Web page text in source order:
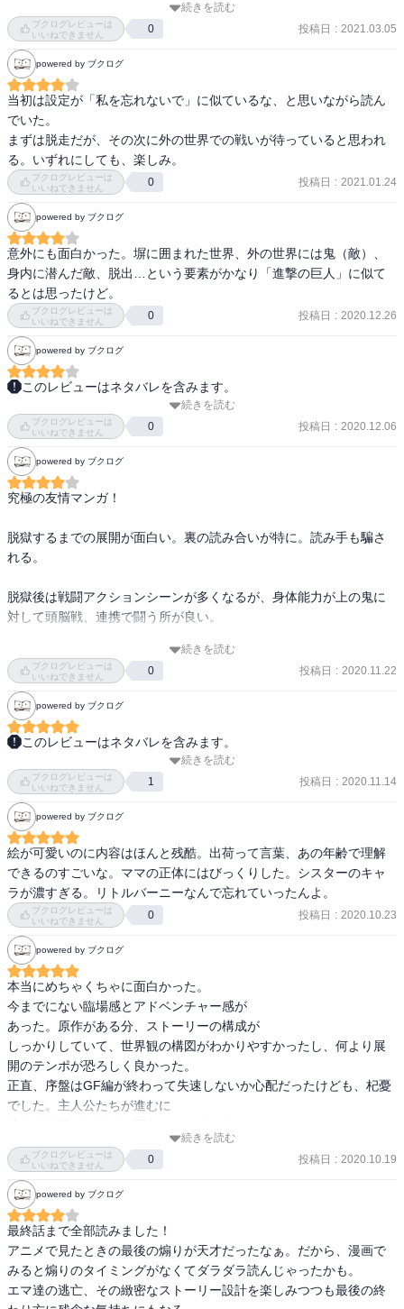
5話　雑事を命じられ身動きが取れない3人。慎重に振る舞い警戒す
るが、何と新たな大人・クローネが登場。不穏でしかない。あと赤
ちゃん・キャロルがハウスに。どことなくエマに似ているような。
赤ちゃんがいるという事は人間の親がいる＝人間社会があると言う
ことか？
6話　ママの策に動揺するが、新たに来た2人は外の世界を知る手掛
かりになるのでは？と逆手を狙う。シスターとママの違いとは。ク
ローネもテストを受けて育ってきたのか。
7話　クローネもどうやら腹に一物ありそうだ。イザベラを追い落と
す策を練る。エマはついに発信器の場所を突き止める。ラスト、イ
ザベラは外部と無線通信をしているようだ。誰と？グランマとは？
ある程度のテクノロジーはある模様。読めない名前、鬼との関わり
は？
(読み返し感想)カバー裏にはなんとハウス時代のイザベラが。1巻時
点では子供たちがみんな年齢相応に幼く描かれていて、後々とのギ
ャップを改めて感じる。
5刷
2021.5.25
鬱だけど、苦手な考えること、アウトプットすることから始めてい
こう。したくないと思う日はしないでおく。本を久しく読んでなか
った昨日より今日は一歩前進した。アウトプットすることができた
から。拙い感想だが、これから文章力も少しずつ上がるだろう。
変わっていく自分が楽しみ。
た。食べなきゃ死ぬ。他の命をいただかないと死ぬ。人間も牛を殺
し牛肉を食べ、鶏を殺して鶏肉を食べている。それが鬼は人間だっ
た。何が違うのか。鬼は悪だ、という感情は、なんとも人間中心的
で身勝手な感情だ。
秘密の庭で殺しを楽しむ場面、あれは人間がアリを踏み潰すような
場面に思えた。殺しを楽しむ。これは下劣極まりない最低の行為で
あり、やってはならないことだ。といいつつ、私は小さいころよく
アリを踏み潰していた。でもある時から、自分より何百倍も大きい
巨人が現れて遊ばれ、踏み潰されそうになる自分を想像するように
なった。
命を都合よくつくる。
アダムなどがいた新しくできた農園。そこでは効率よく美味しい人
間を食べるために、実験を繰り返し、最高級の食用児を作ろうとし
ていた。この場面を見たとき、自分たちの都合に合わせて、命をも
てあそびなんて、なんとあるまじき行為だ、と思った。でもこれも
人間はやってる。フランケンサーモンなども安く、美味しく、効率
的に作られた人工食品。そして、なにも知らず目の前に出され、美
味しいと言って食べる私たち。私たち人間は自分たちにとって都合
がいいように他の生物や動物の命をもてあそんでいるのかもしれな
い。
鬼がやってることは私たち人間がやってることだ。このストーリー
に出てくる鬼はまさに人間の鏡だったと思う。改めて他の命があっ
り見ておきたいとも思った。それは人間の責任なんじゃないか、
続きを読む
ブクログレビューは
いいねできません
0 投稿日 : 2021.03.05
powered by ブクログ
当初は設定が「私を忘れないで」に似ているな、と思いながら読ん
でいた。
まずは脱走だが、その次に外の世界での戦いが待っていると思われ
る。いずれにしても、楽しみ。
ブクログレビューは
いいねできません
0 投稿日 : 2021.01.24
powered by ブクログ
意外にも面白かった。塀に囲まれた世界、外の世界には鬼（敵）、
身内に潜んだ敵、脱出…という要素がかなり「進撃の巨人」に似て
るとは思ったけど。
ブクログレビューは
いいねできません
0 投稿日 : 2020.12.26
powered by ブクログ
このレビューはネタバレを含みます。
アニメから見始め、全巻読了。
細かい伏線回収からストーリーの大筋までとっても完成度が高い
上、
記憶が新しいうちに？にたいする回答がでてくるというテンポの良
さ。
物語として、作品としての完成度がすこぶる高くて、
読んでいてとても気持ちの良い作品でした！
最終的な結末も、綺麗事のように思う人もいるかもしれないけれど
やっぱり物語の中くらいハッピーエンドで終わって欲しいハピエン
これ以上ない最高の結末だったなあと思います。
面白かった〜〜
続きを読む
ブクログレビューは
いいねできません
0 投稿日 : 2020.12.06
powered by ブクログ
究極の友情マンガ！
脱獄するまでの展開が面白い。裏の読み合いが特に。読み手も騙さ
れる。
脱獄後は戦闘アクションシーンが多くなるが、身体能力が上の鬼に
対して頭脳戦、連携で闘う所が良い。
命の大切さを感じる。鬼は食に感謝を捧げて家族もいて、何が正解
なのか読みながら考えさせられる。
エマたちの出した答え、結末はいい終わり方だと思った。
続きを読む
ブクログレビューは
いいねできません
0 投稿日 : 2020.11.22
powered by ブクログ
このレビューはネタバレを含みます。
久々の自分大ヒット。最高。
ちはやふる、ハガレン、うっちゃれ五所瓦、以来長いことここまで
の感動を味あわせてくれる漫画は無かった。
超久々に、ストーリーの一貫性、心震わせる感動を味わせてくれ
た。ありがとうございます。
何度も読み直すタイプの話では無いけど、あんまり感動したから例
外的に星5つ。
ハリーポッターと比較したくなっちゃう程面白く感動できた。実際
比べてしまうと、ハリーポッター程の奥深さは流石に無いけど。
ここからほんのちょっとだけネタバレあり。
全てを許すことで、人の悪の側面だけでなく、そこに至る経緯も踏
まえた許し
これはまさに人生の学びに通じる描写。アミの本に少し通じるもの
がある。
さらに、
期待を裏切らない演出
細かい「？」の回収
絵がキレイ
続きを読む
ブクログレビューは
いいねできません
1 投稿日 : 2020.11.14
powered by ブクログ
絵が可愛いのに内容はほんと残酷。出荷って言葉、あの年齢で理解
できるのすごいな。ママの正体にはびっくりした。シスターのキャ
ラが濃すぎる。リトルバーニーなんで忘れていったんよ。
ブクログレビューは
いいねできません
0 投稿日 : 2020.10.23
powered by ブクログ
本当にめちゃくちゃに面白かった。
今までにない臨場感とアドベンチャー感が
あった。原作がある分、ストーリーの構成が
しっかりしていて、世界観の構図がわかりやすかったし、何より展
開のテンポが恐ろしく良かった。
正直、序盤はGF編が終わって失速しないか心配だったけども、杞憂
でした。主人公たちが進むに
常に今がピーク。泣ける漫画なんて山ほどあるけど
ここまで物語がしっかりしていて、絵も素晴らしくて、胸が熱くな
れるような漫画は久々だった。
続きを読む
ブクログレビューは
いいねできません
0 投稿日 : 2020.10.19
powered by ブクログ
最終話まで全部読みました！
アニメで見たときの最後の煽りが天才だったなぁ。だから、漫画で
みると煽りのタイミングがなくてダラダラ読んじゃったかも。
エマ達の逃亡、その緻密なストーリー設計を楽しみつつも最後の終